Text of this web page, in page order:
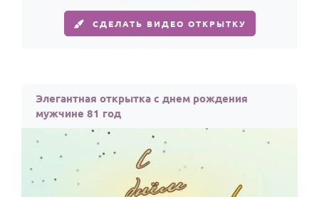
СДЕЛАТЬ ВИДЕО ОТКРЫТКУ
Элегантная открытка с днем рождения
мужчине 81 год